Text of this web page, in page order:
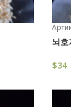
뇌
$34